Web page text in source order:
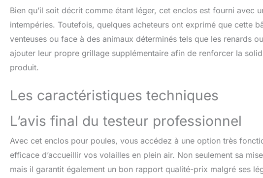
Bien qu’il soit décrit comme étant léger, cet enclos est fourni avec
intempéries. Toutefois, quelques acheteurs ont exprimé que cette
venteuses ou face à des animaux déterminés tels que les renards
ajouter leur propre grillage supplémentaire afin de renforcer la
produit.
Les caractéristiques techniques
L’avis final du testeur professionnel
Avec cet enclos pour poules, vous accédez à une option très
efficace d’accueillir vos volailles en plein air. Non seulement sa
mais il garantit également un bon rapport qualité-prix malgré ses